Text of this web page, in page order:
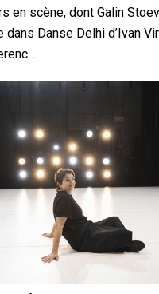
en scène, dont Galin
dans Danse Delhi d’Ivan